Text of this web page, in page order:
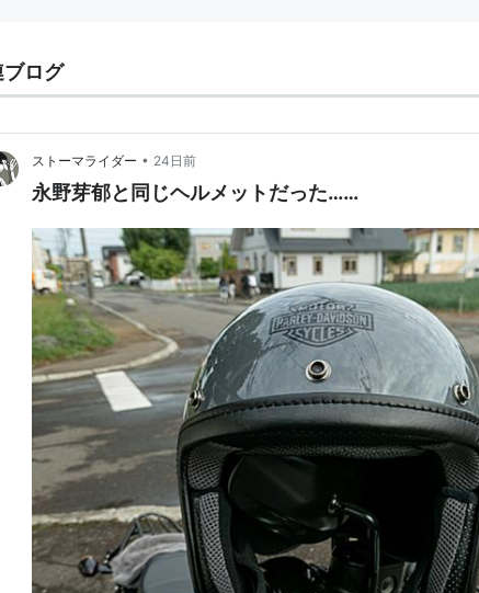
ブログ
ストーマライダー • 24日前
永野芽郁と同じヘルメットだった……